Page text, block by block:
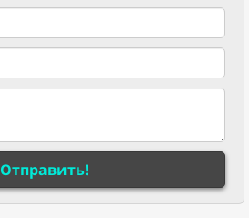
Отправить!